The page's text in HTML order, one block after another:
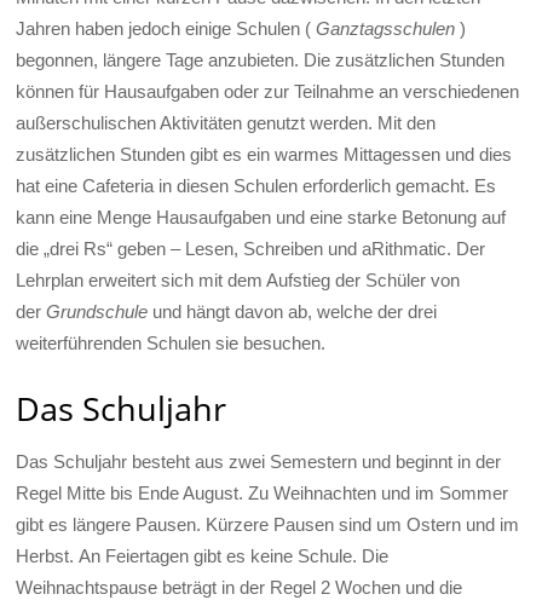
Jahren haben jedoch einige Schulen (Ganztagsschulen )
begonnen, längere Tage anzubieten. Die zusätzlichen Stunden
können für Hausaufgaben oder zur Teilnahme an verschiedenen
außerschulischen Aktivitäten genutzt werden. Mit den
zusätzlichen Stunden gibt es ein warmes Mittagessen und dies
hat eine Cafeteria in diesen Schulen erforderlich gemacht. Es
kann eine Menge Hausaufgaben und eine starke Betonung auf
die „drei Rs“ geben – Lesen, Schreiben und aRithmatic. Der
Lehrplan erweitert sich mit dem Aufstieg der Schüler von
derGrundschule und hängt davon ab, welche der drei
weiterführenden Schulen sie besuchen.
Das Schuljahr
Das Schuljahr besteht aus zwei Semestern und beginnt in der
Regel Mitte bis Ende August. Zu Weihnachten und im Sommer
gibt es längere Pausen. Kürzere Pausen sind um Ostern und im
Herbst. An Feiertagen gibt es keine Schule. Die
Weihnachtspause beträgt in der Regel 2 Wochen und die